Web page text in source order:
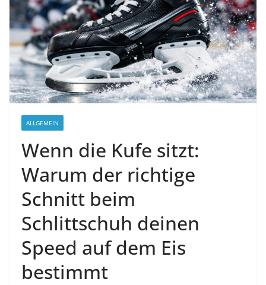
ALLGEMEIN
Wenn die Kufe sitzt:
Warum der richtige
Schnitt beim
Schlittschuh deinen
Speed auf dem Eis
bestimmt